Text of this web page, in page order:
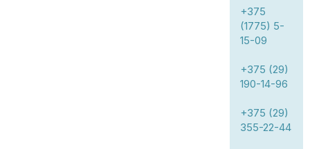
+375
(1775) 5-
15-09
+375 (29)
190-14-96
+375 (29)
355-22-44